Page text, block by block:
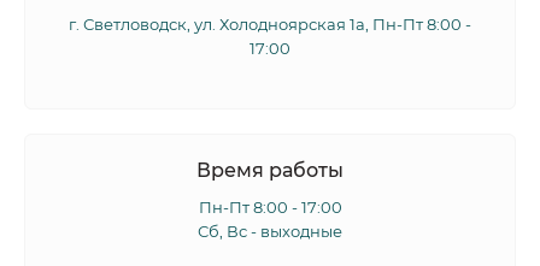
г. Светловодск, ул. Холодноярская 1а, Пн-Пт 8:00 -
17:00
Время работы
Пн-Пт 8:00 - 17:00
Сб, Вс - выходные